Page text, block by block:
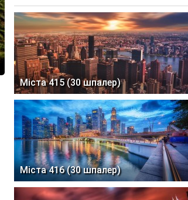
Міста 415 (30 шпалер)
Міста 416 (30 шпалер)